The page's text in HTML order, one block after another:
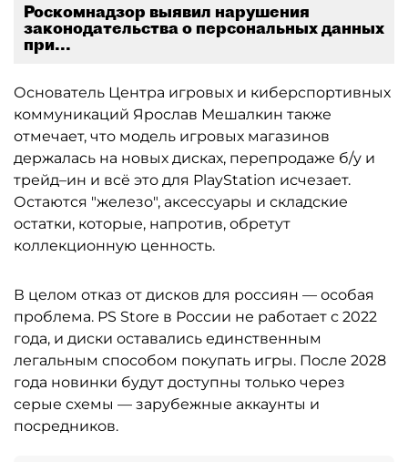
Роскомнадзор выявил нарушения
законодательства о персональных данных
при...
Основатель Центра игровых и киберспортивных
коммуникаций Ярослав Мешалкин также
отмечает, что модель игровых магазинов
держалась на новых дисках, перепродаже б/у и
трейд–ин и всё это для PlayStation исчезает.
Остаются "железо", аксессуары и складские
остатки, которые, напротив, обретут
коллекционную ценность.
В целом отказ от дисков для россиян — особая
проблема. PS Store в России не работает с 2022
года, и диски оставались единственным
легальным способом покупать игры. После 2028
года новинки будут доступны только через
серые схемы — зарубежные аккаунты и
посредников.